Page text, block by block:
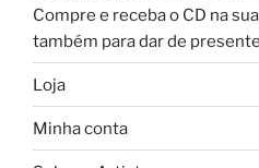
Compre e receba o CD na
também para dar de
Loja
Minha conta